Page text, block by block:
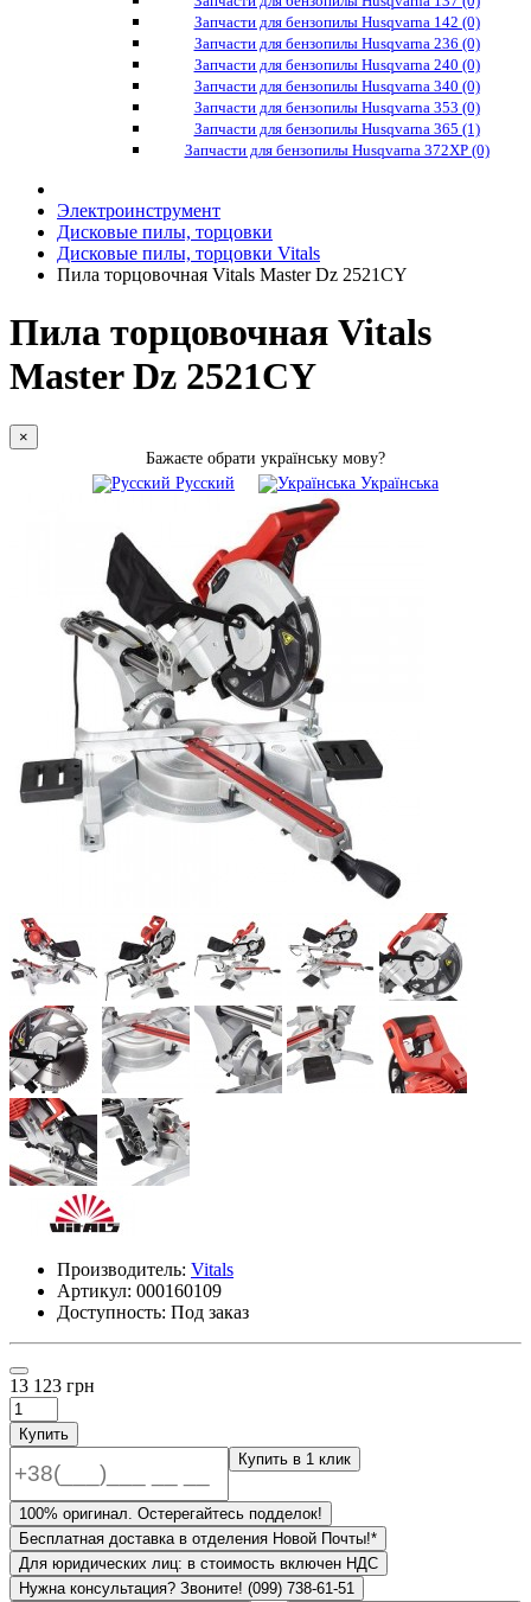
Запчасти для бензопилы Husqvarna 142 (0)
Запчасти для бензопилы Husqvarna 236 (0)
Запчасти для бензопилы Husqvarna 240 (0)
Запчасти для бензопилы Husqvarna 340 (0)
Запчасти для бензопилы Husqvarna 353 (0)
Запчасти для бензопилы Husqvarna 365 (1)
Запчасти для бензопилы Husqvarna 372XP (0)
Электроинструмент
Дисковые пилы, торцовки
Дисковые пилы, торцовки Vitals
Пила торцовочная Vitals Master Dz 2521CY
Пила торцовочная Vitals
Master Dz 2521CY
×
Бажаєте обрати українську мову?
Русский
Українська
Производитель: Vitals
Артикул: 000160109
Доступность: Под заказ
13 123 грн
Купить
Купить в 1 клик
100% оригинал. Остерегайтесь подделок!
Бесплатная доставка в отделения Новой Почты!*
Для юридических лиц: в стоимость включен НДС
Нужна консультация? Звоните! (099) 738-61-51